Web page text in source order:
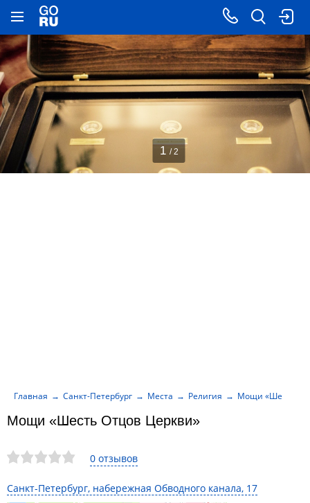
0 отзывов
Санкт-Петербург, набережная Обводного канала, 17
Мощи «Шесть Отцов Церкви»
Главная Санкт-Петербург Места Религия Мощи «Шесть
1 / 2